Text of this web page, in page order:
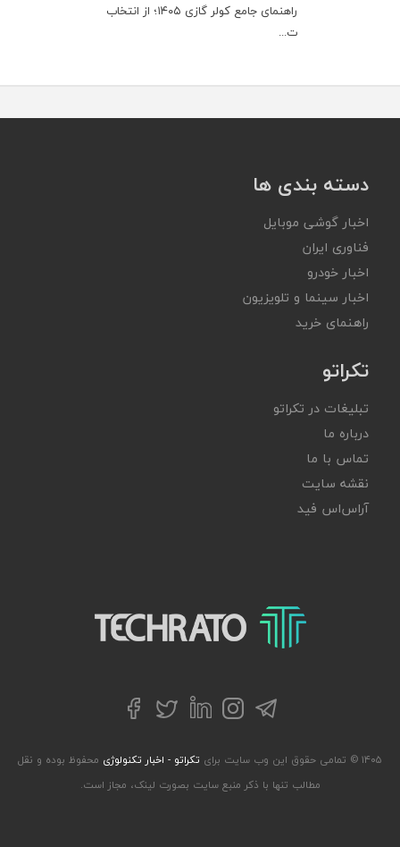
راهنمای جامع کولر گازی ۱۴۰۵؛ از انتخاب
ت...
دسته بندی ها
اخبار گوشی موبایل
فناوری ایران
اخبار خودرو
اخبار سینما و تلویزیون
راهنمای خرید
تکراتو
تبلیغات در تکراتو
درباره ما
تماس با ما
نقشه سایت
آر‌اس‌اس فید
تکراتو – زندگی با تکنولوژی
تلگراماینستاگرام
لینکداینتوییترفیسبوک
۱۴۰۵ © تمامی حقوق این وب سایت برای تکراتو - اخبار تکنولوژی محفوظ بوده و نقل
مطالب تنها با ذکر منبع سایت بصورت لینک، مجاز است.